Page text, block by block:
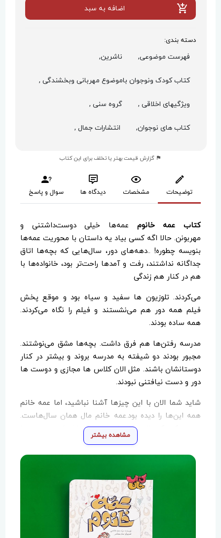
اضافه به سبد
دسته بندی:
فهرست موضوعی, ناشرین,
کتاب کودک ونوجوان باموضوع مهربانی وبخشندگی ,
ویژگیهای اخلاقی , گروه سنی ,
کتاب های نوجوان, انتشارات جمال ,
گزارش قیمت بهتر یا تخلف برای این کتاب
توضیحات مشخصات دیدگاه ها سوال و پاسخ
کتاب عمه خانوم عمه‌ها خیلی دوست‌داشتنی و
مهربونن. حالا اگه کسی بیاد یه داستان با محوریت عمه‌ها
بنویسه چطوره! ..دهه‌های دور، سال‌هایی که بچه‌ها اتاق
جداگانه نداشتند، رفت و آمدها راحت‌تر بود، خانواده‌ها با
هم در کنار هم زندگی
می‌کردند. تلوزیون ها سفید و سیاه بود و موقع پخش
فیلم همه دور هم می‌نشستند و فیلم را نگاه می‌کردند.
همه ساده بودند.
مدرسه رفتن‌ها هم فرق داشت. بچه‌ها مشق می‌نوشتند.
مجبور بودند دو شیفته به مدرسه بروند و بیشتر در کنار
دوستانشان باشند‌. مثل الان کلاس ها مجازی و دوست ها
دور و دست نیافتنی نبودند.
شاید شما الان با این چیزها آشنا نباشید، اما عمه خانم
همه این‌ها را دیده بود.عمه خانم مال همان سال‌هاست.
پیرزنی که یک عالمه فکر خوب توی کله‌اش است و همه را
دوست دارد. در آن سال‌ها هر کسی یکی از این عمه
خانم‌ها داشت.
حالا این عمه خانم داستان ما کمی صمیمی‌تر و نزدیک‌تر
بقیه عمه خانم‌هاست.این داستان‌ها را بخوانید تا بدانید
عمه خانم در سال‌های دور چگونه زندگی می‌کرد.
عمه خانم، که اصلاً نمی‌دانست قضیه از چه قرار است،
گفت:«طاهرجان! چشمت چی شده؟ از وقتی که اومدی،
مشاهده بیشتر